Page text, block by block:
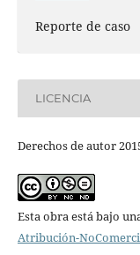
Reporte de caso
LICENCIA
Derechos de autor
Esta obra está bajo
Atribución-